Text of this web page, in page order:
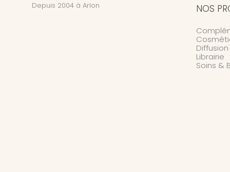
Depuis 2004 à Arlon NOS
Librairie
Soins &